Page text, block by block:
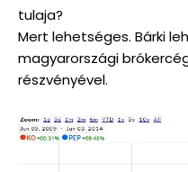
tulaja?
Mert lehetséges. Bárki
magyarországi
részvényével.